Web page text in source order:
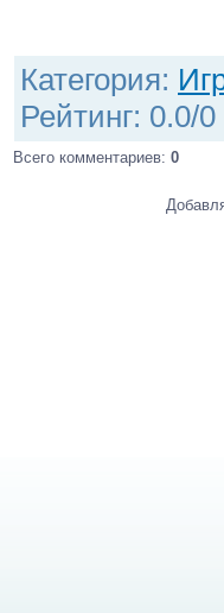
Категория:
Рейтинг: 0.0/0
Всего комментариев: 0